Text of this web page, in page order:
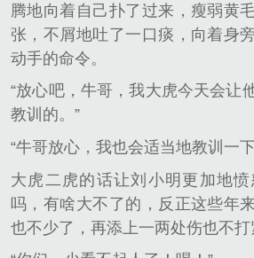
腾地向着自己扑了过来，瘦弱黄
张，不屑地吐了一口痰，向着身
动手的命令。
“放心吧，牛哥，我大虎今天会让
教训的。”
“牛哥放心，我也会适当地教训一
大虎二虎的话让刘小明更加地
吗，有啥大不了的，反正这些年
也不少了，再添上一两处伤也不打